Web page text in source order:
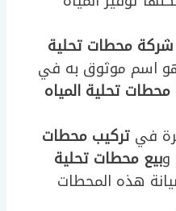
محطات تحلية
اسم موثوق به في
تحلية المياه
في تركيب محطات
وبيع محطات تحلية
هذه المحطات